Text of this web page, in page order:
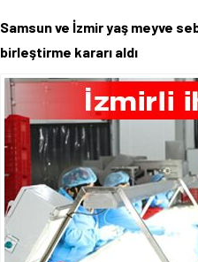
Samsun ve İzmir yaş meyve
birleştirme kararı aldı